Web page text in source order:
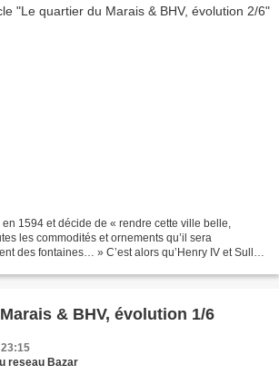
en 1594 et décide de « rendre cette ville belle,
les commodités et ornements qu’il sera
des fontaines… » C’est alors qu’Henry IV et Sully
& BHV, évolution 1/6
reseau Bazar